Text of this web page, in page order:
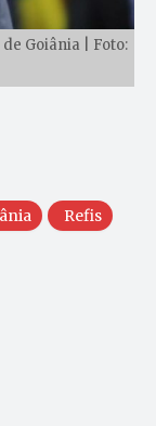
Goiânia | Foto:
Refis